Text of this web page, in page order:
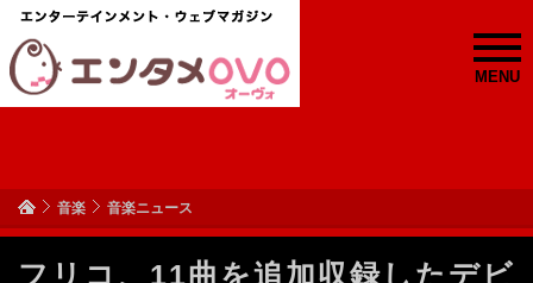
MENU
音楽 音楽ニュース
フリコ、11曲を追加収録したデビ